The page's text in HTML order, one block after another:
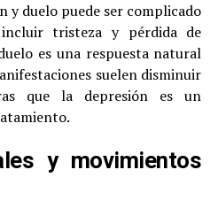
y duelo puede ser complicado
tristeza y pérdida de
es una respuesta natural
suelen disminuir
que la depresión es un
y movimientos